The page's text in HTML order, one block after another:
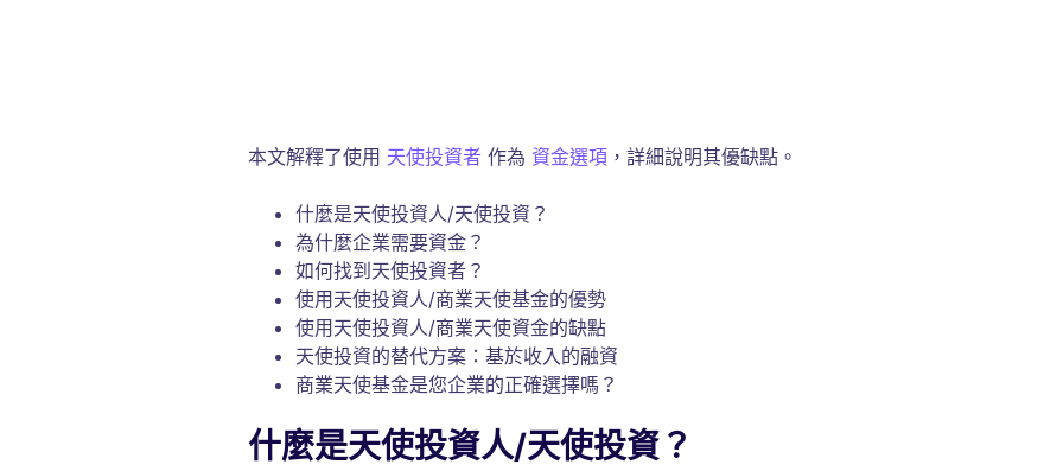
本文解釋了使用 天使投資者作為 資金選項，詳細說明其優缺點。
什麼是天使投資人/天使投資？
為什麼企業需要資金？
如何找到天使投資者？
使用天使投資人/商業天使基金的優勢
使用天使投資人/商業天使資金的缺點
天使投資的替代方案：基於收入的融資
商業天使基金是您企業的正確選擇嗎？
什麼是天使投資人/天使投資？